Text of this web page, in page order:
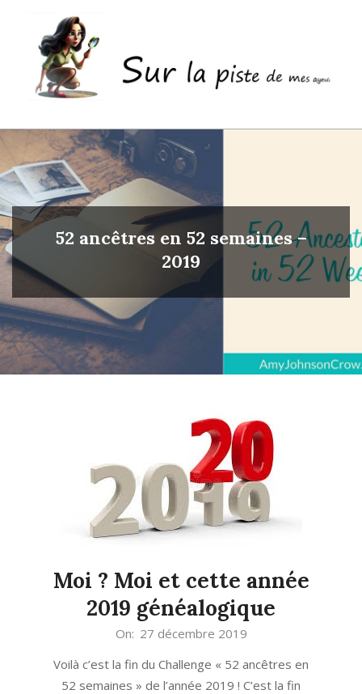
content
la
piste
de
mes
ayeuls
Primary
Navigation
Menu
52 ancêtres en 52 semaines –
2019
Moi ? Moi et cette année
2019 généalogique
27
On: 27 décembre 2019
Voilà c’est la fin du Challenge « 52 ancêtres en
52 semaines » de l’année 2019 ! C’est la fin